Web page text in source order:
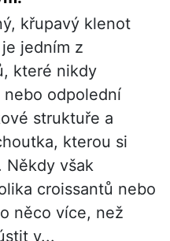
křupavý klenot
jedním z
které nikdy
nebo odpolední
struktuře a
kterou si
Někdy však
croissantů nebo
něco více, než
v...